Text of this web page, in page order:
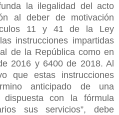
la ilegalidad del acto
al deber de motivación
11 y 41 de la Ley
instrucciones impartidas
de la República como en
2016 y 6400 de 2018. Al
que estas instrucciones
anticipado de una
dispuesta con la fórmula
sus servicios”, debe